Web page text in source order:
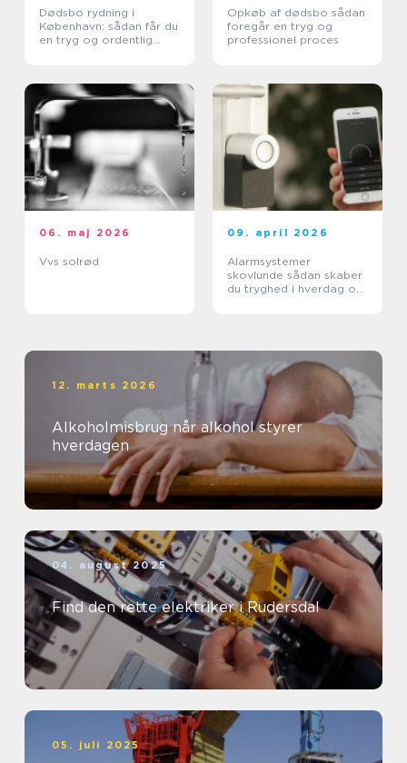
Dødsbo rydning i
København: sådan får du
en tryg og ordentlig
Opkøb af dødsbo sådan
foregår en tryg og
professionel proces
06. maj 2026
Vvs solrød
09. april 2026
Alarmsystemer
skovlunde sådan skaber
du tryghed i hverdag og
12. marts 2026
Alkoholmisbrug når alkohol styrer
hverdagen
04. august 2025
Find den rette elektriker i Rudersdal
05. juli 2025